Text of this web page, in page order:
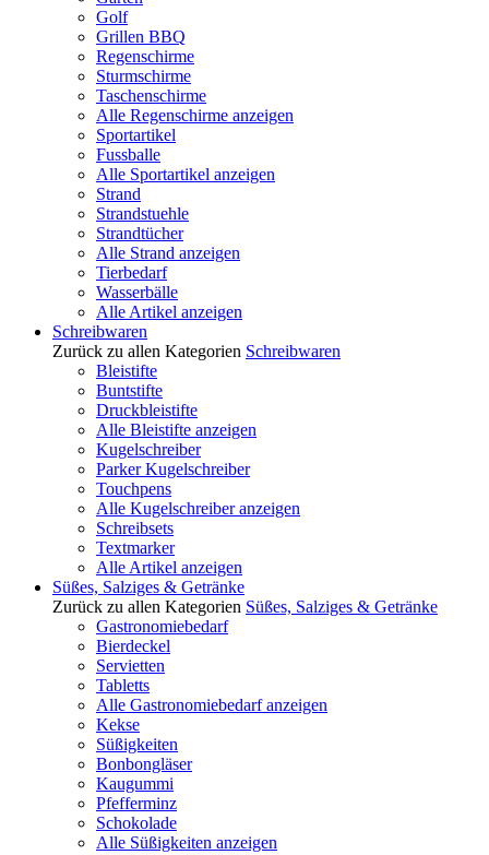
Golf
Grillen BBQ
Regenschirme
Sturmschirme
Taschenschirme
Alle Regenschirme anzeigen
Sportartikel
Fussballe
Alle Sportartikel anzeigen
Strand
Strandstuehle
Strandtücher
Alle Strand anzeigen
Tierbedarf
Wasserbälle
Alle Artikel anzeigen
Schreibwaren
Zurück zu allen Kategorien Schreibwaren
Bleistifte
Buntstifte
Druckbleistifte
Alle Bleistifte anzeigen
Kugelschreiber
Parker Kugelschreiber
Touchpens
Alle Kugelschreiber anzeigen
Schreibsets
Textmarker
Alle Artikel anzeigen
Süßes, Salziges & Getränke
Zurück zu allen Kategorien Süßes, Salziges & Getränke
Gastronomiebedarf
Bierdeckel
Servietten
Tabletts
Alle Gastronomiebedarf anzeigen
Kekse
Süßigkeiten
Bonbongläser
Kaugummi
Pfefferminz
Schokolade
Alle Süßigkeiten anzeigen